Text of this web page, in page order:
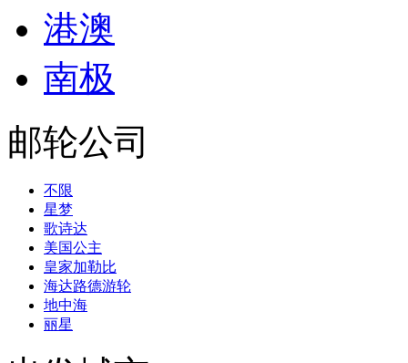
港澳
南极
邮轮公司
不限
星梦
歌诗达
美国公主
皇家加勒比
海达路德游轮
地中海
丽星